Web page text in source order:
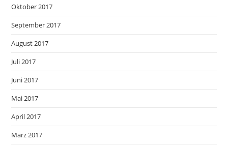
Oktober 2017
September 2017
August 2017
Juli 2017
Juni 2017
Mai 2017
April 2017
März 2017